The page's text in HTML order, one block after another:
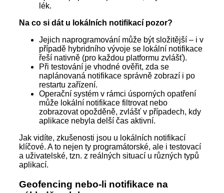
lék.
Na co si dát u lokálních notifikací pozor?
Jejich naprogramování může být složitější – i v
případě hybridního vývoje se lokální notifikace
řeší nativně (pro každou platformu zvlášť).
Při testování je vhodné ověřit, zda se
naplánovaná notifikace správně zobrazí i po
restartu zařízení.
Operační systém v rámci úsporných opatření
může lokální notifikace filtrovat nebo
zobrazovat opožděně, zvlášť v případech, kdy
aplikace nebyla delší čas aktivní.
Jak vidíte, zkušenosti jsou u lokálních notifikací
klíčové. A to nejen ty programátorské, ale i testovací
a uživatelské, tzn. z reálných situací u různých typů
aplikací.
Geofencing nebo-li notifikace na